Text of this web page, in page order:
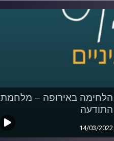
הלחימה באירופה – מלחמת
התודעה
14/03/2022